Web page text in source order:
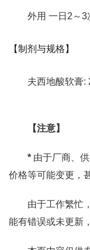
外用 一日2～3
【制剂与规格】
夫西地酸软膏:
【注意】
* 由于厂商、
价格等可能变更，
由于工作繁忙
能有错误或未更新